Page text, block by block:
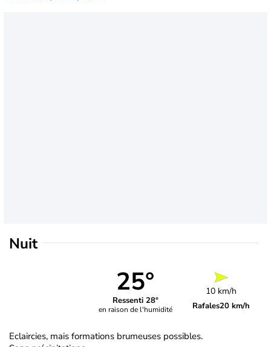
Nuit
25°
Ressenti 28°
en raison de l'humidité
10 km/h
Rafales20 km/h
Eclaircies, mais formations brumeuses possibles.